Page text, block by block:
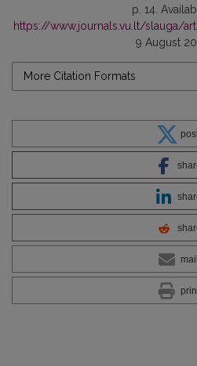
p. 14.
https://www.journals.vu.lt/slauga/
9 August
More Citation Formats
mail